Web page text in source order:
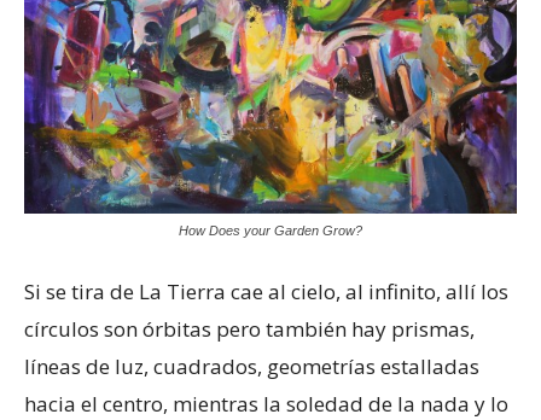
How Does your Garden Grow?
Si se tira de La Tierra cae al cielo, al infinito, allí los
círculos son órbitas pero también hay prismas,
líneas de luz, cuadrados, geometrías estalladas
hacia el centro, mientras la soledad de la nada y lo